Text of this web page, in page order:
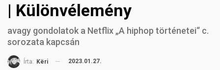
| Különvélemény
avagy gondolatok a Netflix „A hiphop történetei“ c.
sorozata kapcsán
Írta: Këri 2023.01.27.